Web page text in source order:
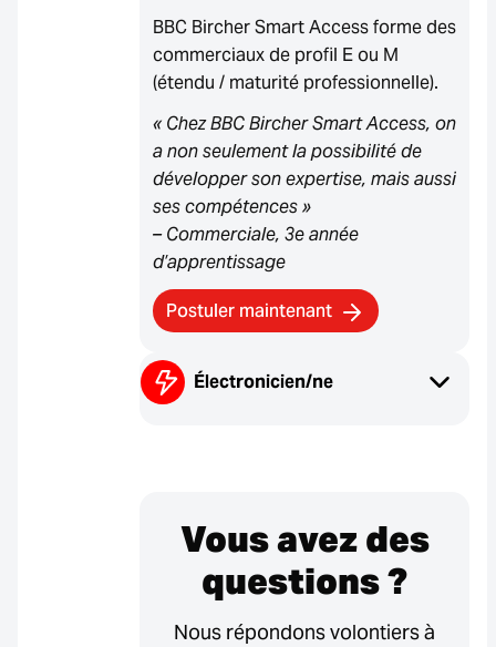
BBC Bircher Smart Access forme des
commerciaux de profil E ou M
(étendu / maturité professionnelle).
« Chez BBC Bircher Smart Access, on
a non seulement la possibilité de
développer son expertise, mais aussi
ses compétences »
– Commerciale, 3e année
d’apprentissage
Postuler maintenant
Électronicien/ne
Vous avez des
questions ?
Nous répondons volontiers à